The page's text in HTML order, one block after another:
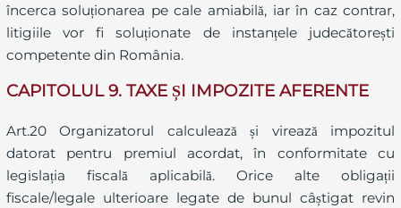
încerca soluționarea pe cale amiabilă, iar în caz contrar,
litigiile vor fi soluționate de instanțele judecătorești
competente din România.
CAPITOLUL 9. TAXE ȘI IMPOZITE AFERENTE
Art.20 Organizatorul calculează și virează impozitul
datorat pentru premiul acordat, în conformitate cu
legislația fiscală aplicabilă. Orice alte obligații
fiscale/legale ulterioare legate de bunul câștigat revin